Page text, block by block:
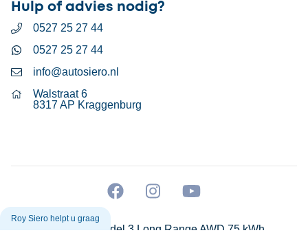
Roy Siero helpt u graag
Hulp of advies nodig?
0527 25 27 44
0527 25 27 44
info@autosiero.nl
Walstraat 6
8317 AP Kraggenburg
Tesla Model 3 Long Range AWD 75 kWh